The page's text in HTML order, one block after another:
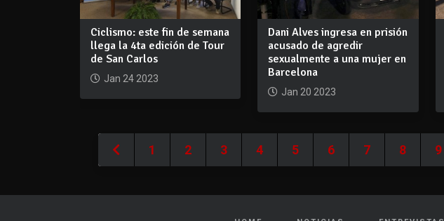
Ciclismo: este fin de semana
llega la 4ta edición de Tour
de San Carlos
Jan 24 2023
Dani Alves ingresa en prisión
acusado de agredir
sexualmente a una mujer en
Barcelona
Jan 20 2023
1 2 3 4 5 6 7 8 9